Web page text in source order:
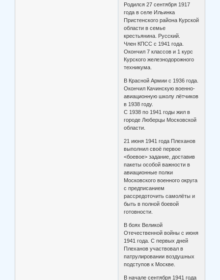
Родился 27 сентября 1917
года в селе Ильинка
Пристенского района Курской
области в семье
крестьянина. Русский.
Член КПСС с 1941 года.
Окончил 7 классов и 1 курс
Курского железнодорожного
техникума.
В Красной Армии с 1936 года.
Окончил Качинскую военно-
авиационную школу лётчиков
в 1938 году.
С 1938 по 1941 годы жил в
городе Люберцы Московской
области.
21 июня 1941 года Плеханов
выполнил своё первое
<боевое> задание, доставив
пакеты особой важности в
авиационные полки
Московского военного округа
с предписанием
рассредоточить самолёты и
быть в полной боевой
готовности.
В боях Великой
Отечественной войны с июня
1941 года. С первых дней
Плеханов участвовал в
патрулировании воздушных
подступов к Москве.
В начале сентября 1941 года